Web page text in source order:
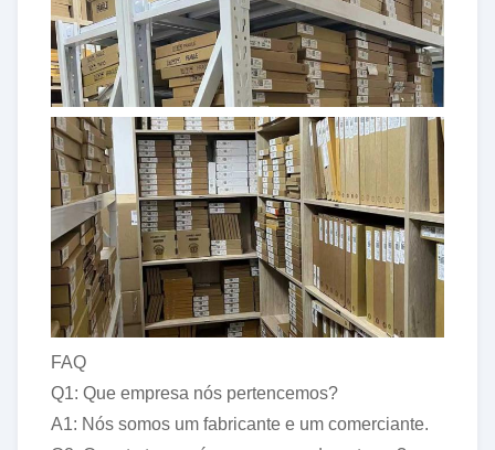
ADUC7021BCPZ62I
FLASH 40LFCSP de IC MCU
16/32B 62KB
ADUCM361BCPZ128-R7
FLASH 48LFCSP DE IC MCU
32BIT 128KB
FAQ
Q1: Que empresa nós pertencemos?
A1: Nós somos um fabricante e um comerciante.